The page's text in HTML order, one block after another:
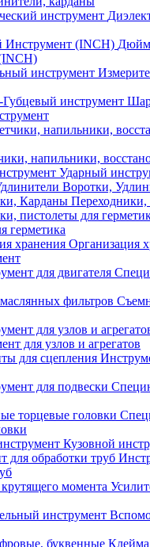
напильники,
Ударный
Воротки,
герметика
Организация
для узлов и агрегатов
Кузовной